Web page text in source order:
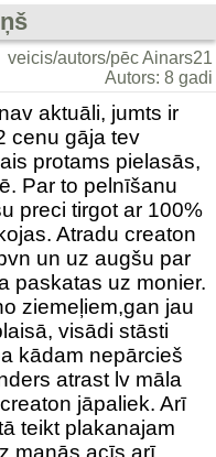
veicis/autors/pēc Ainars21
Autors: 8 gadi
aktuāli, jumts ir
cenu gāja tev
protams pielasās,
Par to pelnīšanu
preci tirgot ar 100%
Atradu creaton
un uz augšu par
paskatas uz monier.
ziemeļiem,gan jau
visādi stāsti
kādam nepārcieš
atrast lv māla
jāpaliek. Arī
teikt plakanajam
manās acīs arī